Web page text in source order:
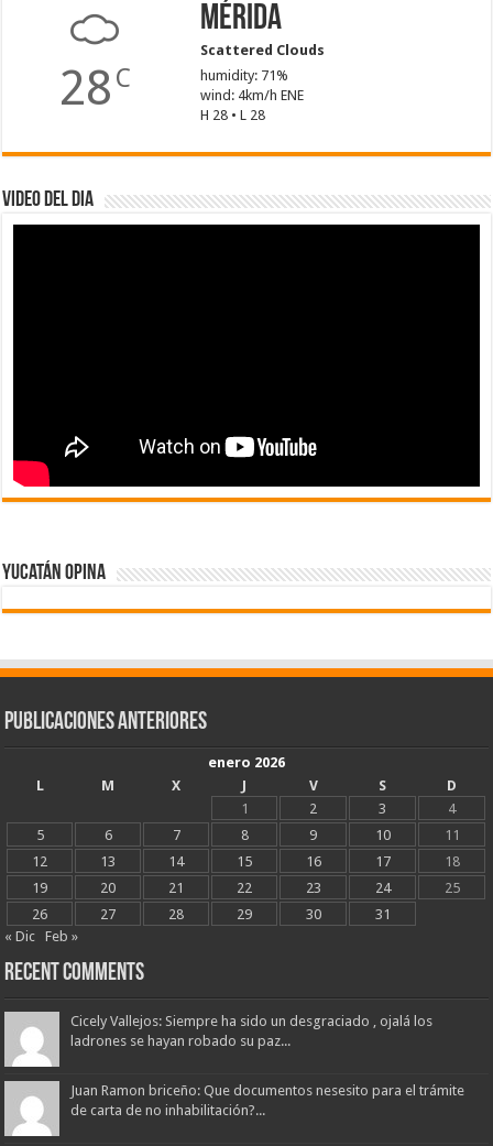
28 C
Mérida
Scattered Clouds
humidity: 71%
wind: 4km/h ENE
H 28 • L 28
Video del dia
Yucatán Opina
Publicaciones Anteriores
enero 2026
L
M X J V S
D
1
2 3
4
5
6 7 8 9 10
11
12
13 14 15 16 17
18
19
20 21 22 23 24
25
26
27 28 29 30
31
« Dic
Feb »
Recent Comments
Cicely Vallejos: Siempre ha sido un desgraciado , ojalá los
ladrones se hayan robado su paz...
Juan Ramon briceño: Que documentos nesesito para el trámite
de carta de no inhabilitación?...